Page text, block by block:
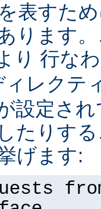
表すた
ります
り 行な
ィレクテ
設定さ
たりす
げます: